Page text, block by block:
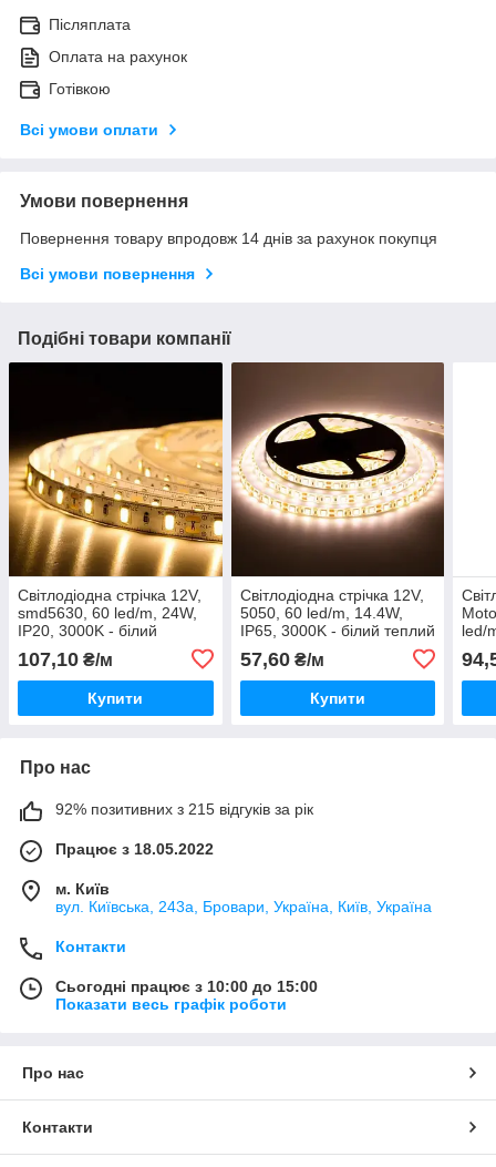
Післяплата
Оплата на рахунок
Готівкою
Всі умови оплати
Умови повернення
Повернення товару впродовж 14 днів за рахунок покупця
Всі умови повернення
Подібні товари компанії
Світлодіодна стрічка 12V,
smd5630, 60 led/m, 24W,
IP20, 3000K - білий
теплий, BP-G2-5630-60-
WW-IP20-12V
107,10 ₴/м
Купити
Світлодіодна стрічка 12V,
5050, 60 led/m, 14.4W,
IP65, 3000K - білий теплий
57,60₴/м
Купити
led/
Про нас
92% позитивних з 215 відгуків за рік
Працює з 18.05.2022
м. Київ
вул. Київська, 243а, Бровари, Україна, Київ, Україна
Контакти
Сьогодні працює з 10:00 до 15:00
Показати весь графік роботи
Про нас
Контакти